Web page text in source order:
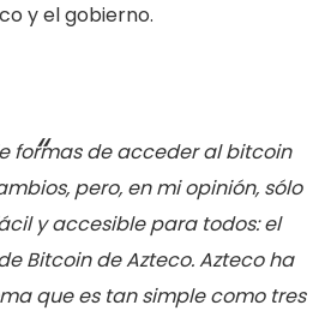
y el gobierno.
formas de acceder al bitcoin
pero, en mi opinión, sólo
y accesible para todos: el
Bitcoin de Azteco. Azteco ha
que es tan simple como tres